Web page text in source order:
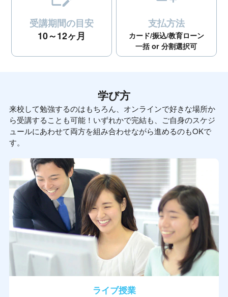
受講期間の目安
10～12ヶ月
支払方法
カード/振込/教育ローン
一括 or 分割選択可
学び方
来校して勉強するのはもちろん、オンラインで好きな場所か
ら受講することも可能！いずれかで完結も、ご自身のスケジ
ュールにあわせて両方を組み合わせながら進めるのもOKで
す。
ライブ授業